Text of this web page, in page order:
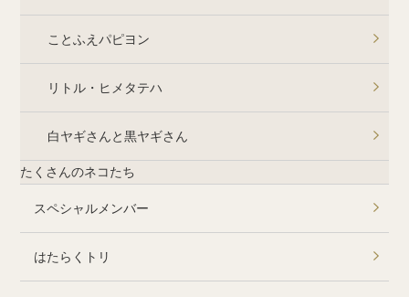
ことふえパピヨン
リトル・ヒメタテハ
白ヤギさんと黒ヤギさん
たくさんのネコたち
スペシャルメンバー
はたらくトリ